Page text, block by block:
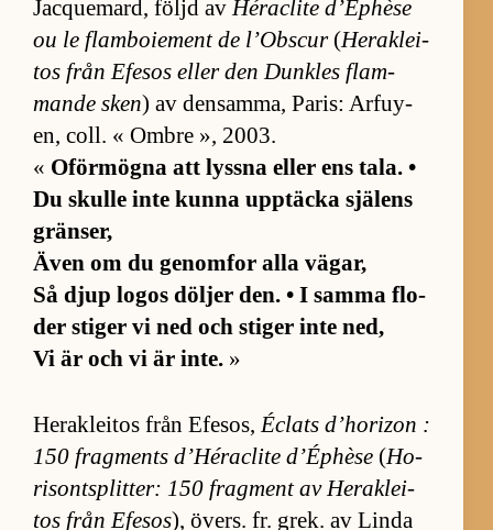
Jac­que­mard, följd av Héraclite d’Ép­hèse
ou le flam­bo­i­e­ment de l’Ob­scur(Herak­le­i­
tos från Efe­sos el­ler den Dunk­les flam­
mande sken) av den­sam­ma, Pa­ris: Ar­fuy­
en, coll. « Om­bre », 2003.
« Oför­mögna att lyssna el­ler ens ta­la. •
Du skulle inte kunna upp­täcka sjä­lens
grän­ser,
Även om du ge­nom­for alla vä­gar,
Så djup lo­gos döl­jer den. • I samma flo­
der sti­ger vi ned och sti­ger inte ned,
Vi är och vi är in­te. »
Herak­le­i­tos från Efe­sos,Éclats d’ho­ri­zon :
150 frag­ments d’Héraclite d’Ép­hèse (Ho­
ri­sontsplit­ter: 150 frag­ment av Herak­le­i­
tos från Efe­sos), övers. fr. grek. av Linda